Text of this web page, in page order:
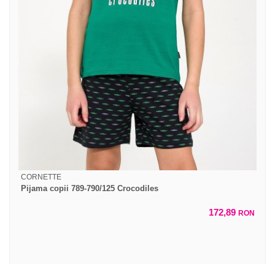
CORNETTE
Pijama copii 789-790/125 Crocodiles
172,89 RON